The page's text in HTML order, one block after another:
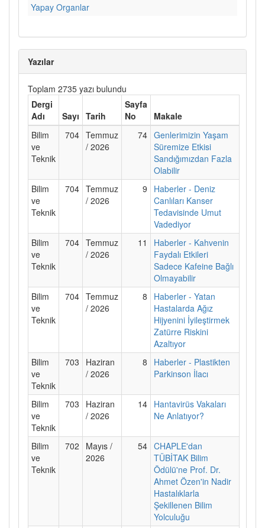
Yapay Organlar
Yazılar
Toplam 2735 yazı bulundu
Dergi
Adı
Sayı Tarih
Sayfa
No
Makale
Bilim
ve
Teknik
704 Temmuz
/ 2026
74 Genlerimizin Yaşam
Süremize Etkisi
Sandığımızdan Fazla
Olabilir
Bilim
ve
Teknik
704 Temmuz
/ 2026
9
Haberler - Deniz
Canlıları Kanser
Tedavisinde Umut
Vadediyor
Bilim
ve
Teknik
704 Temmuz
/ 2026
11
Haberler - Kahvenin
Faydalı Etkileri
Sadece Kafeine Bağlı
Olmayabilir
Bilim
ve
Teknik
704 Temmuz
/ 2026
8
Haberler - Yatan
Hastalarda Ağız
Hijyenini İyileştirmek
Zatürre Riskini
Azaltıyor
Bilim
ve
Teknik
703
Haziran
/ 2026
8
Haberler - Plastikten
Parkinson İlacı
Bilim
ve
Teknik
703
Haziran
/ 2026
14 Hantavirüs Vakaları
Ne Anlatıyor?
Bilim
ve
Teknik
702
Mayıs /
2026
54 CHAPLE'dan
TÜBİTAK Bilim
Ödülü'ne Prof. Dr.
Ahmet Özen'in Nadir
Hastalıklarla
Şekillenen Bilim
Yolculuğu